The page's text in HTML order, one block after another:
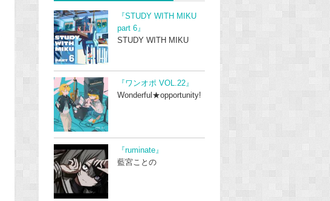
『STUDY WITH MIKU
part 6』
STUDY WITH MIKU
『ワンオポ VOL.22』
Wonderful★opportunity!
『ruminate』
藍宮ことの